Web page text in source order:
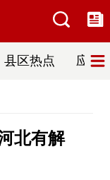
县区热点 应急
北有解